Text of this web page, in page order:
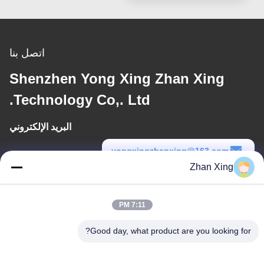
اتصل بنا
Shenzhen Yong Xing Zhan Xing
Technology Co,. Ltd.
البريد الإلكتروني
yongxingzhanxing@163.com
Zhan Xing
7:11 PM
Good day, what product are you looking for?